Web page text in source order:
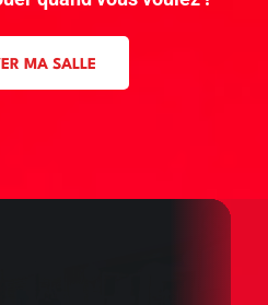
MA SALLE